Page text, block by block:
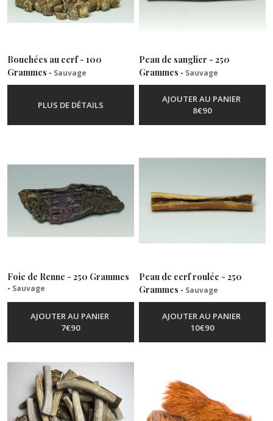
Bouchées au cerf - 100
Grammes - Sauvage
PLUS DE DÉTAILS
Peau de sanglier - 250
Grammes - Sauvage
AJOUTER AU PANIER
8€90
Foie de Renne - 250 Grammes
- Sauvage
AJOUTER AU PANIER
7€90
Peau de cerf roulée - 250
Grammes - Sauvage
AJOUTER AU PANIER
10€90